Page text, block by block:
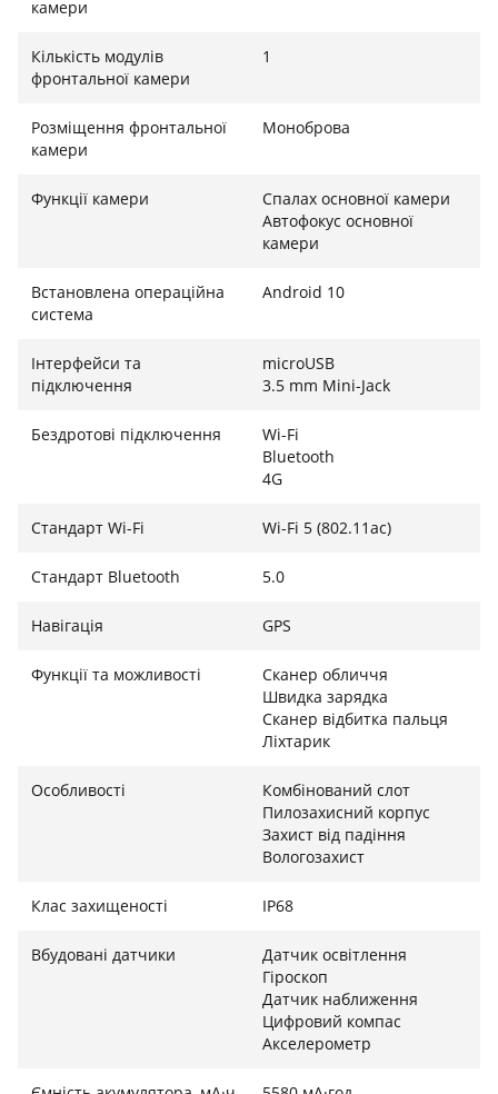
камери
Кількість модулів
фронтальної камери
1
Розміщення фронтальної
камери
Моноброва
Функції камери
Спалах основної камери
Автофокус основної
камери
Встановлена ​​операційна
система
Android 10
Інтерфейси та
підключення
microUSB
3.5 mm Mini-Jack
Бездротові підключення
Wi-Fi
Bluetooth
4G
Стандарт Wi-Fi Wi-Fi 5 (802.11ac)
Стандарт Bluetooth 5.0
Навігація GPS
Функції та можливості
Сканер обличчя
Швидка зарядка
Сканер відбитка пальця
Ліхтарик
Особливості
Комбінований слот
Пилозахисний корпус
Захист від падіння
Вологозахист
Клас захищеності IP68
Вбудовані датчики
Датчик освітлення
Гіроскоп
Датчик наближення
Цифровий компас
Акселерометр